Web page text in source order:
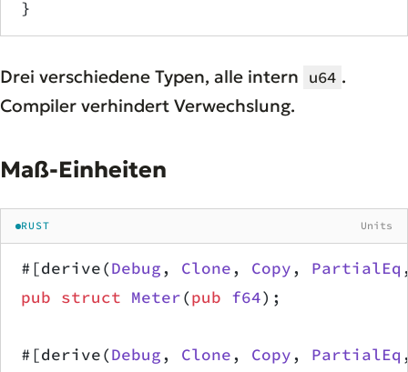
}
Drei verschiedene Typen, alle intern u64 .
Compiler verhindert Verwechslung.
Maß-Einheiten
RUST Units
#[derive(Debug, Clone, Copy, PartialEq
pub struct Meter(pub f64);
#[derive(Debug, Clone, Copy, PartialEq